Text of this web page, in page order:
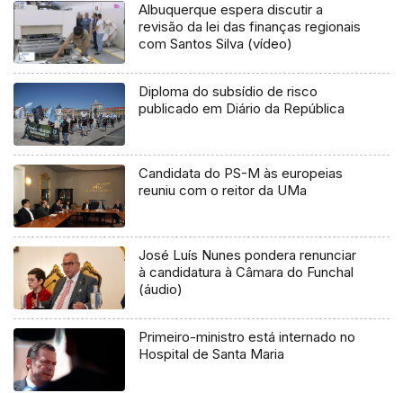
Albuquerque espera discutir a
revisão da lei das finanças regionais
com Santos Silva (vídeo)
Diploma do subsídio de risco
publicado em Diário da República
Candidata do PS-M às europeias
reuniu com o reitor da UMa
José Luís Nunes pondera renunciar
à candidatura à Câmara do Funchal
(áudio)
Primeiro-ministro está internado no
Hospital de Santa Maria